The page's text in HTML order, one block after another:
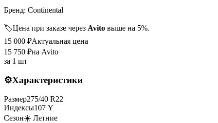
Бренд: Continental
🏷️Цена при заказе через Avito выше на 5%.
15 000 ₽Актуальная цена
15 750 ₽на Avito
за 1 шт
⚙️Характеристики
Размер275/40 R22
Индексы107 Y
Сезон☀️ Летние